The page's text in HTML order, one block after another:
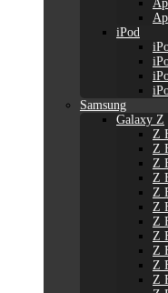
iPod
Samsung
Galaxy Z
Z
Z
Z
Z
Z
Z
Z
Z
Z
Z
Z